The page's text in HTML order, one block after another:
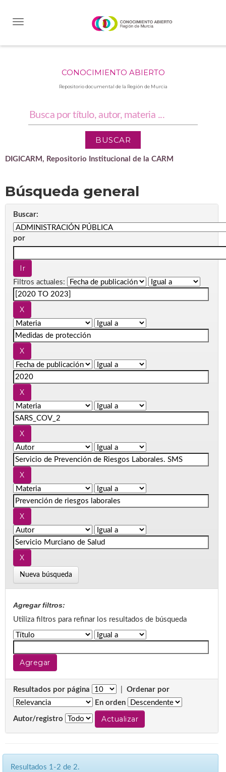
CONOCIMIENTO ABIERTO
Repositorio documental de la Región de Murcia
DIGICARM, Repositorio Institucional de la CARM
Búsqueda general
Buscar:
por
Filtros actuales:
Nueva búsqueda
Agregar filtros:
Utiliza filtros para refinar los resultados de búsqueda
Resultados por página
Ordenar por
En orden
Autor/registro
Resultados 1-2 de 2.